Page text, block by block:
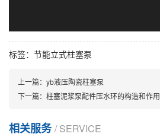
标签：节能立式柱塞泵
上一篇： yb液压陶瓷柱塞泵
下一篇： 柱塞泥浆泵配件压水环的构造和作用
相关服务/ SERVICE